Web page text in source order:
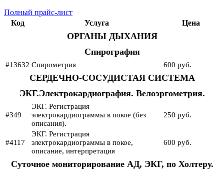
Полный прайс-лист
Код
Услуга Цена
ОРГАНЫ ДЫХАНИЯ
Спирография
#13632 Спирометрия 600 руб.
СЕРДЕЧНО-СОСУДИСТАЯ СИСТЕМА
ЭКГ.Электрокардиография. Велоэргометрия.
#349
ЭКГ. Регистрация
электрокардиограммы в покое (без
описания).
250 руб.
#4117
ЭКГ. Регистрация
электрокардиограммы в покое,
описание, интерпретация
600 руб.
Суточное мониторирование АД, ЭКГ, по Холтеру.